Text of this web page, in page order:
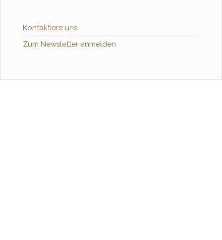
Kontaktiere uns
Zum Newsletter anmelden